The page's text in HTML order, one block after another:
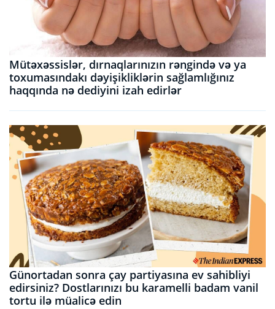
Mütəxəssislər, dırnaqlarınızın rəngində və ya
toxumasındakı dəyişikliklərin sağlamlığınız
haqqında nə dediyini izah edirlər
Günortadan sonra çay partiyasına ev sahibliyi
edirsiniz? Dostlarınızı bu karamelli badam vanil
tortu ilə müalicə edin